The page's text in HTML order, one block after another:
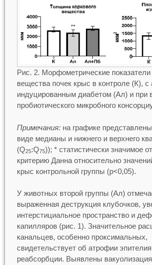
Рис. 2. Морфометрические показатели
вещества почек крыс в контроле (К), с
индуцированным диабетом (Ал) и при
пробиотического микробного
Примечания: на графике
виде медианы и нижнего и верхнего
(Q25:Q75)); * статистически значимое
критерию Данна относительно
крыс контрольной группы (p<0,05).
У животных второй группы (Ал)
выраженная деструкция клубочков,
интерстициальное пространство и
капилляров (рис. 1). Значительное
канальцев, особенно проксимальных,
свидетельствует об атрофии
реабсорбции. Выявлены